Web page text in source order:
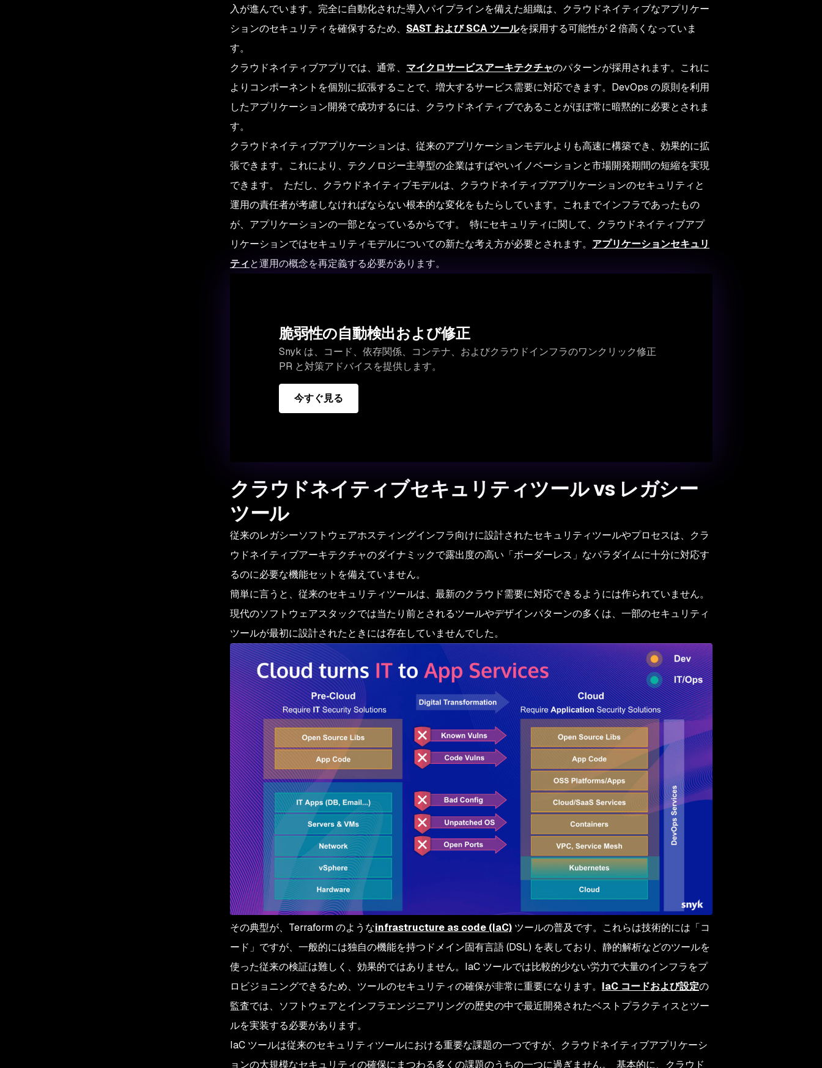
入が進んでいます。完全に自動化された導入パイプラインを備えた組織は、クラウドネイティブなアプリケー
ションのセキュリティを確保するため、 SAST および SCA ツールを採用する可能性が 2 倍高くなっていま
す。
クラウドネイティブアプリでは、通常、 マイクロサービスアーキテクチャのパターンが採用されます。これに
よりコンポーネントを個別に拡張することで、増大するサービス需要に対応できます。DevOps の原則を利用
したアプリケーション開発で成功するには、クラウドネイティブであることがほぼ常に暗黙的に必要とされま
す。
クラウドネイティブアプリケーションは、従来のアプリケーションモデルよりも高速に構築でき、効果的に拡
張できます。これにより、テクノロジー主導型の企業はすばやいイノベーションと市場開発期間の短縮を実現
できます。 ただし、クラウドネイティブモデルは、クラウドネイティブアプリケーションのセキュリティと
運用の責任者が考慮しなければならない根本的な変化をもたらしています。これまでインフラであったもの
が、アプリケーションの一部となっているからです。 特にセキュリティに関して、クラウドネイティブアプ
リケーションではセキュリティモデルについての新たな考え方が必要とされます。 アプリケーションセキュリ
ティと運用の概念を再定義する必要があります。
脆弱性の自動検出および修正
Snyk は、コード、依存関係、コンテナ、およびクラウドインフラのワンクリック修正
PR と対策アドバイスを提供します。
今すぐ見る
クラウドネイティブセキュリティツール vs レガシー
ツール
従来のレガシーソフトウェアホスティングインフラ向けに設計されたセキュリティツールやプロセスは、クラ
ウドネイティブアーキテクチャのダイナミックで露出度の高い「ボーダーレス」なパラダイムに十分に対応す
るのに必要な機能セットを備えていません。
簡単に言うと、従来のセキュリティツールは、最新のクラウド需要に対応できるようには作られていません。
現代のソフトウェアスタックでは当たり前とされるツールやデザインパターンの多くは、一部のセキュリティ
ツールが最初に設計されたときには存在していませんでした。
その典型が、Terraform のようなinfrastructure as code (IaC) ツールの普及です。これらは技術的には「コ
ード」ですが、一般的には独自の機能を持つドメイン固有言語 (DSL) を表しており、静的解析などのツールを
使った従来の検証は難しく、効果的ではありません。IaC ツールでは比較的少ない労力で大量のインフラをプ
ロビジョニングできるため、ツールのセキュリティの確保が非常に重要になります。 IaC コードおよび設定の
監査では、ソフトウェアとインフラエンジニアリングの歴史の中で最近開発されたベストプラクティスとツー
ルを実装する必要があります。
IaC ツールは従来のセキュリティツールにおける重要な課題の一つですが、クラウドネイティブアプリケーシ
ョンの大規模なセキュリティの確保にまつわる多くの課題のうちの一つに過ぎません。 基本的に、クラウド